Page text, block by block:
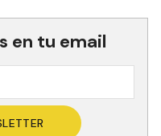
en tu email